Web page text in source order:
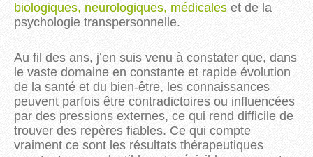
biologiques, neurologiques, médicales et de la
psychologie transpersonnelle.
Au fil des ans, j’en suis venu à constater que, dans
le vaste domaine en constante et rapide évolution
de la santé et du bien-être, les connaissances
peuvent parfois être contradictoires ou influencées
par des pressions externes, ce qui rend difficile de
trouver des repères fiables. Ce qui compte
vraiment ce sont les résultats thérapeutiques